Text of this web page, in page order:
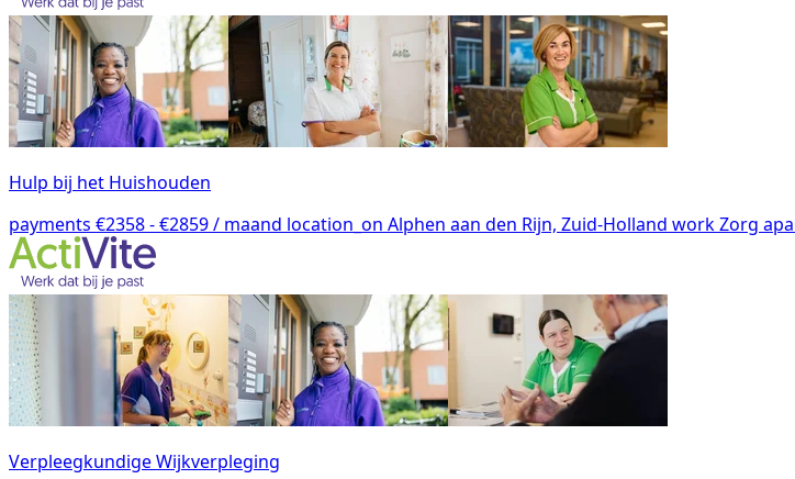
Hulp bij het Huishouden
payments €2358 - €2859 / maand location_on Alphen aan den Rijn, Zuid-Holland workZorg
Verpleegkundige Wijkverpleging